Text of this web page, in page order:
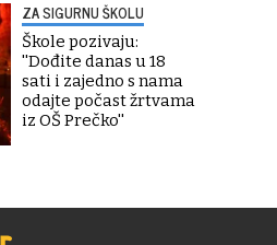
ZA SIGURNU ŠKOLU
Škole pozivaju:
''Dođite danas u 18
sati i zajedno s nama
odajte počast žrtvama
iz OŠ Prečko''